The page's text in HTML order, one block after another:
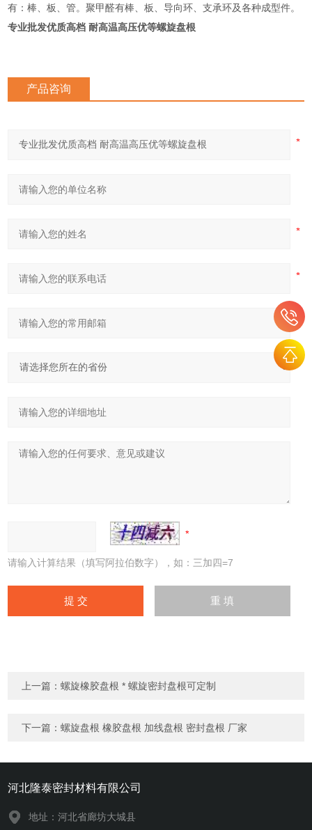
有：棒、板、管。聚甲醛有棒、板、导向环、支承环及各种成型件。
专业批发优质高档 耐高温高压优等螺旋盘根
产品咨询
请输入计算结果（填写阿拉伯数字），如：三加四=7
上一篇：螺旋橡胶盘根 * 螺旋密封盘根可定制
下一篇：螺旋盘根 橡胶盘根 加线盘根 密封盘根 厂家
河北隆泰密封材料有限公司
地址：河北省廊坊大城县